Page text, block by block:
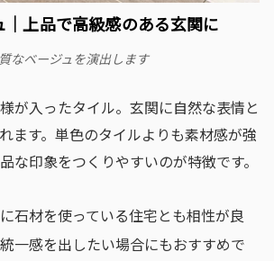
｜上品で高級感のある玄関に
なベージュを演出します
が入ったタイル。玄関に自然な表情と
ます。単色のタイルよりも素材感が強
な印象をつくりやすいのが特徴です。
石材を使っている住宅とも相性が良
一感を出したい場合にもおすすめで